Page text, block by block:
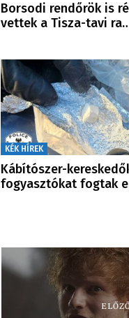
Borsodi rendőrök is
vettek a Tisza-tavi
KÉK HÍREK
Kábítószer-
fogyasztókat fogtak